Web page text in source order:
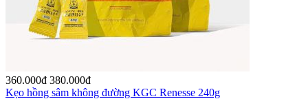
360.000đ 380.000đ
Kẹo hồng sâm không đường KGC Renesse 240g